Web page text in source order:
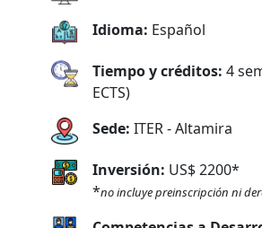
Idioma: Español
Tiempo y créditos: 4
ECTS)
Sede: ITER - Altamira
Inversión: US$ 2200*
*no incluye preinscripción ni